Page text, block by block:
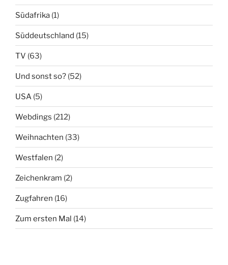
Südafrika (1)
Süddeutschland (15)
TV (63)
Und sonst so? (52)
USA (5)
Webdings (212)
Weihnachten (33)
Westfalen (2)
Zeichenkram (2)
Zugfahren (16)
Zum ersten Mal (14)